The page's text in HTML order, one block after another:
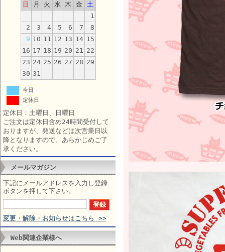
日 月 火 水 木 金
土
1
2
3 4 5 6 7
8
9 10 11 12 13 14 15
16 17 18 19 20 21 22
23 24 25 26 27 28 29
30 31
今日
定休日
定休日：土曜日、日曜日
ご注文は定休日含め24時間受付して
おりますが、発送などは次営業日以
降となりますので、あらかじめご了
承ください。
メールマガジン
下記にメールアドレスを入力し登録
ボタンを押して下さい。
変更・解除・お知らせはこちら >>
Web関連企業様へ